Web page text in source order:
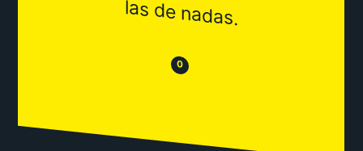
las de nadas.
😒 0 😂